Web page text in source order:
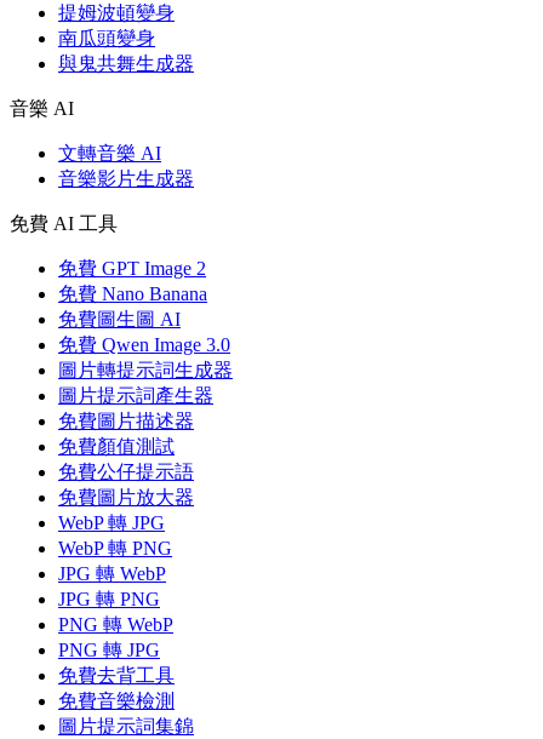
提姆波頓變身
南瓜頭變身
與鬼共舞生成器
音樂 AI
文轉音樂 AI
音樂影片生成器
免費 AI 工具
免費 GPT Image 2
免費 Nano Banana
免費圖生圖 AI
免費 Qwen Image 3.0
圖片轉提示詞生成器
圖片提示詞產生器
免費圖片描述器
免費顏值測試
免費公仔提示語
免費圖片放大器
WebP 轉 JPG
WebP 轉 PNG
JPG 轉 WebP
JPG 轉 PNG
PNG 轉 WebP
PNG 轉 JPG
免費去背工具
免費音樂檢測
圖片提示詞集錦